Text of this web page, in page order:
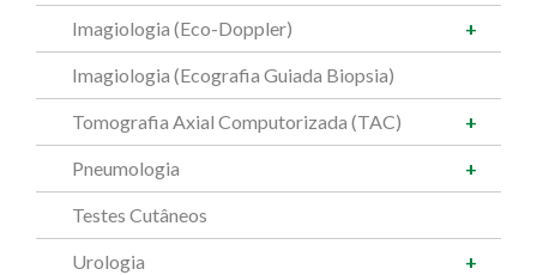
Imagiologia (Eco-Doppler)
Imagiologia (Ecografia Guiada Biopsia)
Tomografia Axial Computorizada (TAC)
Pneumologia
Testes Cutâneos
Urologia